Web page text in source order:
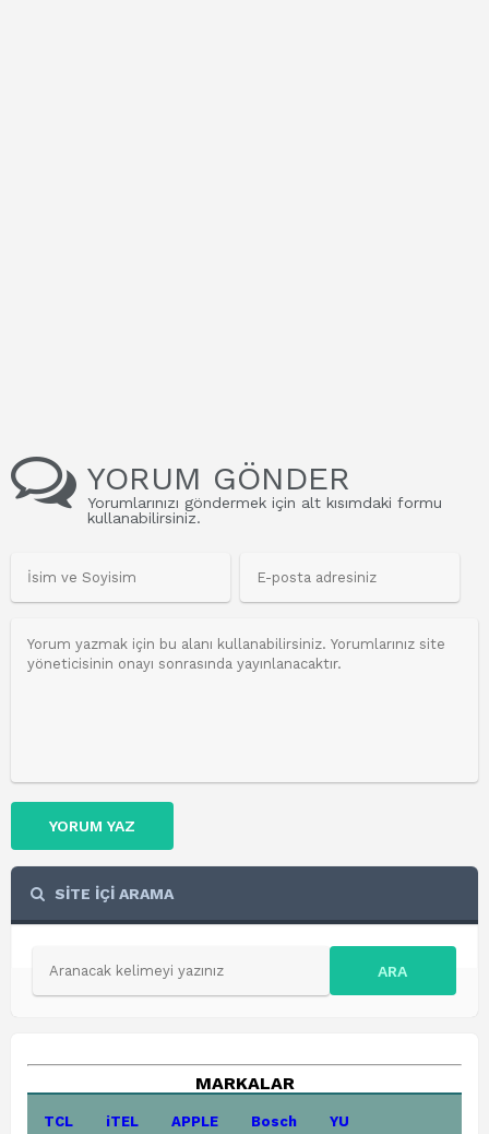
YORUM GÖNDER
Yorumlarınızı göndermek için alt kısımdaki formu
kullanabilirsiniz.
YORUM YAZ
SİTE İÇİ ARAMA
ARA
MARKALAR
TCL iTEL APPLE Bosch YU